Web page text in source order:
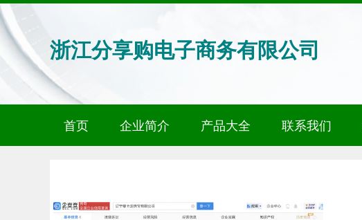
浙江分享购电子商务有限公司
首页 企业简介 产品大全 联系我们